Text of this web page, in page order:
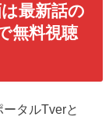
最新話の
無料視聴
タルTverと